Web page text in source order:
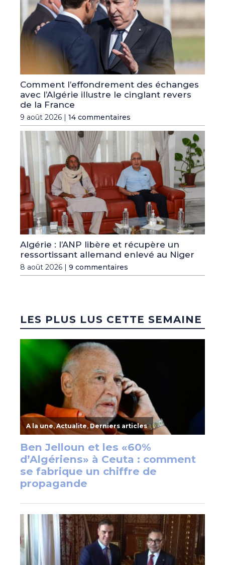
Comment l’effondrement des échanges
avec l’Algérie illustre le cinglant revers
de la France
9 août 2026 | 14 commentaires
Algérie : l’ANP libère et récupère un
ressortissant allemand enlevé au Niger
8 août 2026 | 9 commentaires
LES PLUS LUS CETTE SEMAINE